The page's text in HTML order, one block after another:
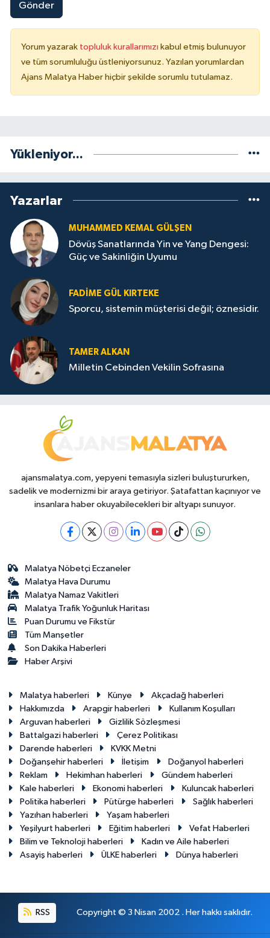
Gönder
Yorum yazarak topluluk kurallarımızı kabul etmiş bulunuyor
ve tüm sorumluluğu üstleniyorsunuz. Yazılan yorumlardan
Ajans Malatya Haber hiçbir şekilde sorumlu tutulamaz.
Yükleniyor...
Yazarlar
MUHAMMED KEMAL GÜLŞEN
Dövüş Sanatlarında Yin ve Yang Dengesi:
Güç ve Sakinliğin Uyumu
FADIME GÜL KIRTEKE
Sporcu, sistemin müşterisi değil; öznesidir.
TAMER ALKAN
Milletin Cebinden Vekilin Sofrasına
ajansmalatya.com, yepyeni temasıyla sizleri buluştururken,
sadelik ve modernizmi bir araya getiriyor. Şatafattan kaçınıyor ve
insanlara haber okuyabilecekleri bir altyapı sunuyor.
Malatya Nöbetçi Eczaneler
Malatya Hava Durumu
Malatya Namaz Vakitleri
Malatya Trafik Yoğunluk Haritası
Puan Durumu ve Fikstür
Tüm Manşetler
Son Dakika Haberleri
Haber Arşivi
Malatya haberleri Künye
Akçadağ haberleri
Hakkımızda
Arapgir haberleri
Kullanım Koşulları
Arguvan haberleri
Gizlilik Sözleşmesi
Battalgazi haberleri
Çerez Politikası
Darende haberleri
KVKK Metni
Doğanşehir haberleri
İletişim
Doğanyol haberleri
Reklam
Hekimhan haberleri
Gündem haberleri
Kale haberleri
Ekonomi haberleri
Kuluncak haberleri
Politika haberleri
Pütürge haberleri
Sağlık haberleri
Yazıhan haberleri
Yaşam haberleri
Yeşilyurt haberleri
Eğitim haberleri
Vefat Haberleri
Bilim ve Teknoloji haberleri
Kadın ve Aile haberleri
Asayiş haberleri
ÜLKE haberleri Dünya haberleri
RSS Copyright © 3 Nisan 2002 . Her hakkı saklıdır.